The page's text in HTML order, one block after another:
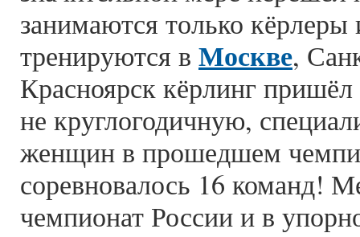
занимаются только
тренируются в Москве,
Красноярск кёрлинг
не круглогодичную,
женщин в прошедшем
соревновалось 16 команд!
чемпионат России и в